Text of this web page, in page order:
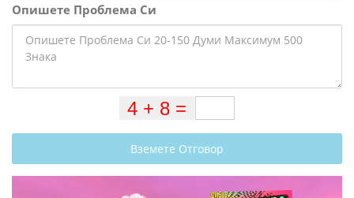
Опишете Проблема Си
Вземете Отговор